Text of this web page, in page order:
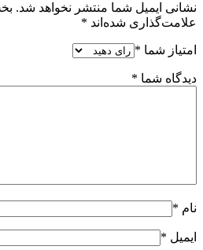
نشانی ایمیل شما منتشر نخواهد شد.
علامت‌گذاری شده‌اند *
امتیاز شما *
دیدگاه شما *
نام *
ایمیل *